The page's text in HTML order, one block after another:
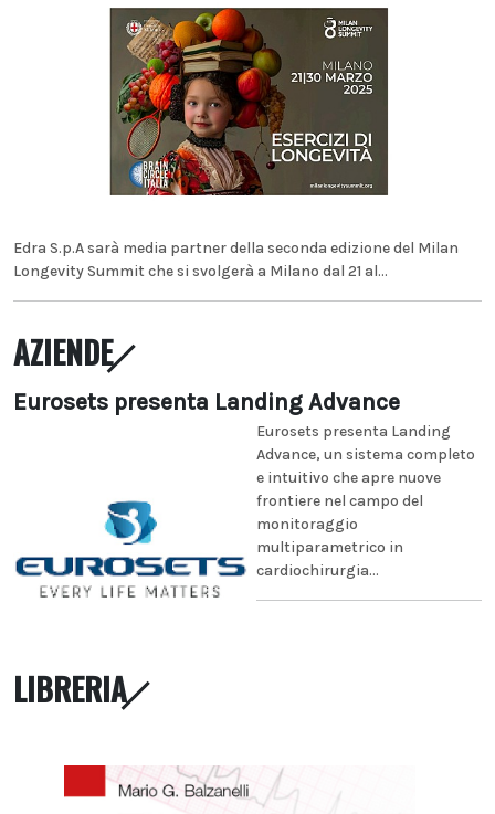
Edra S.p.A sarà media partner della seconda edizione del Milan
Longevity Summit che si svolgerà a Milano dal 21 al...
AZIENDE
Eurosets presenta Landing Advance
Eurosets presenta Landing
Advance, un sistema completo
e intuitivo che apre nuove
frontiere nel campo del
monitoraggio
multiparametrico in
cardiochirurgia...
LIBRERIA